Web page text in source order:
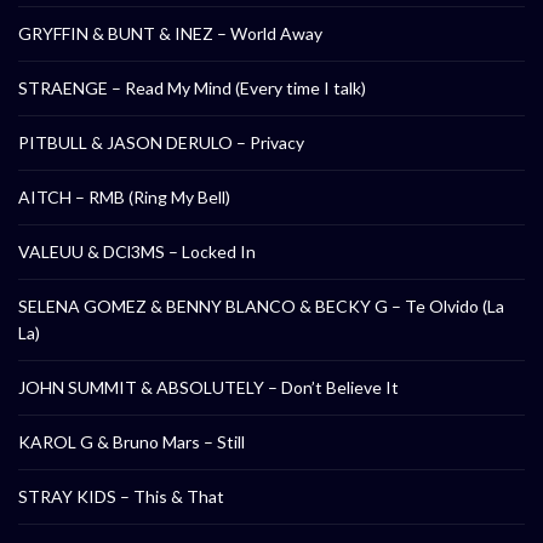
GRYFFIN & BUNT & INEZ – World Away
STRAENGE – Read My Mind (Every time I talk)
PITBULL & JASON DERULO – Privacy
AITCH – RMB (Ring My Bell)
VALEUU & DCl3MS – Locked In
SELENA GOMEZ & BENNY BLANCO & BECKY G – Te Olvido (La
La)
JOHN SUMMIT & ABSOLUTELY – Don’t Believe It
KAROL G & Bruno Mars – Still
STRAY KIDS – This & That